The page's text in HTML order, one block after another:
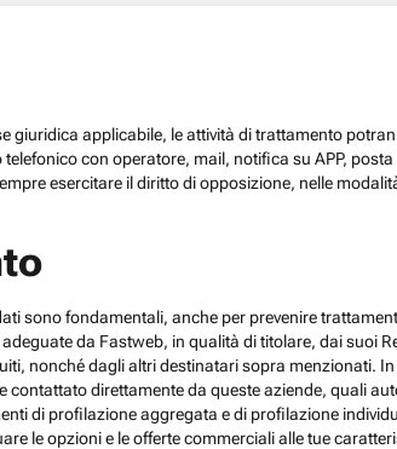
giuridica applicabile, le attività di trattamento
con operatore, mail, notifica su APP,
esercitare il diritto di opposizione, nelle
sono fondamentali, anche per prevenire
da Fastweb, in qualità di titolare, dai suoi
nonché dagli altri destinatari sopra menzionati.
direttamente da queste aziende, quali
di profilazione aggregata e di profilazione
le opzioni e le offerte commerciali alle tue